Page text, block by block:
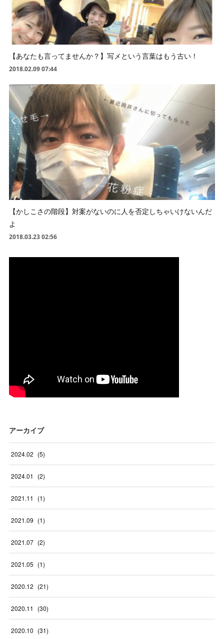
【あなたも言ってませんか？】写メという言葉はもう古い！
2018.02.09 07:44
【かしこさの階段】対案がないのに人を否定しちゃいけないんだ
よ
2018.03.23 02:56
アーカイブ
2024.02 (5)
2024.01 (2)
2021.11 (1)
2021.09 (1)
2021.07 (2)
2021.05 (1)
2020.12 (21)
2020.11 (30)
2020.10 (31)